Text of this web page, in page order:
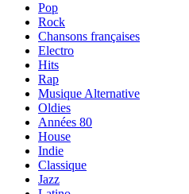
Pop
Rock
Chansons françaises
Electro
Hits
Rap
Musique Alternative
Oldies
Années 80
House
Indie
Classique
Jazz